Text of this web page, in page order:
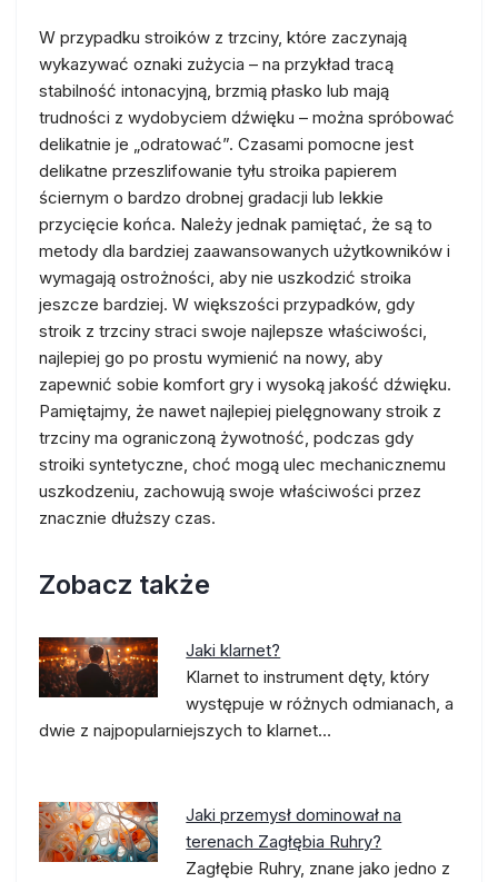
W przypadku stroików z trzciny, które zaczynają
wykazywać oznaki zużycia – na przykład tracą
stabilność intonacyjną, brzmią płasko lub mają
trudności z wydobyciem dźwięku – można spróbować
delikatnie je „odratować”. Czasami pomocne jest
delikatne przeszlifowanie tyłu stroika papierem
ściernym o bardzo drobnej gradacji lub lekkie
przycięcie końca. Należy jednak pamiętać, że są to
metody dla bardziej zaawansowanych użytkowników i
wymagają ostrożności, aby nie uszkodzić stroika
jeszcze bardziej. W większości przypadków, gdy
stroik z trzciny straci swoje najlepsze właściwości,
najlepiej go po prostu wymienić na nowy, aby
zapewnić sobie komfort gry i wysoką jakość dźwięku.
Pamiętajmy, że nawet najlepiej pielęgnowany stroik z
trzciny ma ograniczoną żywotność, podczas gdy
stroiki syntetyczne, choć mogą ulec mechanicznemu
uszkodzeniu, zachowują swoje właściwości przez
znacznie dłuższy czas.
Zobacz także
Jaki klarnet?
Klarnet to instrument dęty, który
występuje w różnych odmianach, a
dwie z najpopularniejszych to klarnet…
Jaki przemysł dominował na
terenach Zagłębia Ruhry?
Zagłębie Ruhry, znane jako jedno z